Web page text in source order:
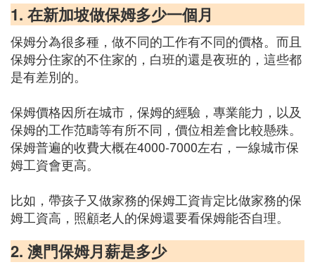
1. 在新加坡做保姆多少一個月
保姆分為很多種，做不同的工作有不同的價格。而且
保姆分住家的不住家的，白班的還是夜班的，這些都
是有差別的。
保姆價格因所在城市，保姆的經驗，專業能力，以及
保姆的工作范疇等有所不同，價位相差會比較懸殊。
保姆普遍的收費大概在4000-7000左右，一線城市保
姆工資會更高。
比如，帶孩子又做家務的保姆工資肯定比做家務的保
姆工資高，照顧老人的保姆還要看保姆能否自理。
2. 澳門保姆月薪是多少